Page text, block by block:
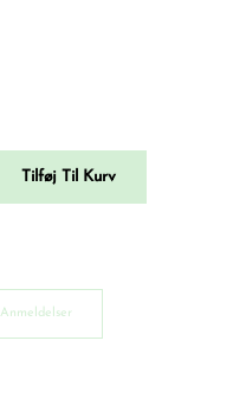
Tilføj Til Kurv
Anmeldelser